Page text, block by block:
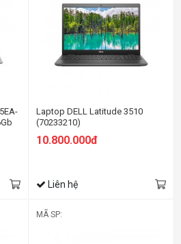
Laptop DELL Latitude 3510
(70233210)
10.800.000đ
Liên hệ
MÃ SP: